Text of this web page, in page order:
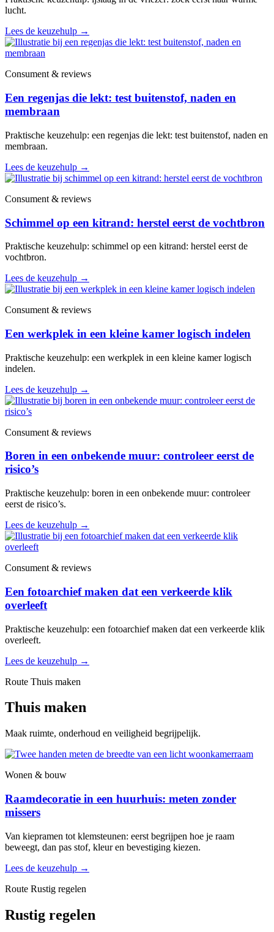
lucht.
Lees de keuzehulp →
Consument & reviews
Een regenjas die lekt: test buitenstof, naden en
membraan
Praktische keuzehulp: een regenjas die lekt: test buitenstof, naden en
membraan.
Lees de keuzehulp →
Consument & reviews
Schimmel op een kitrand: herstel eerst de vochtbron
Praktische keuzehulp: schimmel op een kitrand: herstel eerst de
vochtbron.
Lees de keuzehulp →
Consument & reviews
Een werkplek in een kleine kamer logisch indelen
Praktische keuzehulp: een werkplek in een kleine kamer logisch
indelen.
Lees de keuzehulp →
Consument & reviews
Boren in een onbekende muur: controleer eerst de
risico’s
Praktische keuzehulp: boren in een onbekende muur: controleer
eerst de risico’s.
Lees de keuzehulp →
Consument & reviews
Een fotoarchief maken dat een verkeerde klik
overleeft
Praktische keuzehulp: een fotoarchief maken dat een verkeerde klik
overleeft.
Lees de keuzehulp →
Route Thuis maken
Thuis maken
Maak ruimte, onderhoud en veiligheid begrijpelijk.
Wonen & bouw
Raamdecoratie in een huurhuis: meten zonder
missers
Van kiepramen tot klemsteunen: eerst begrijpen hoe je raam
beweegt, dan pas stof, kleur en bevestiging kiezen.
Lees de keuzehulp →
Route Rustig regelen
Rustig regelen